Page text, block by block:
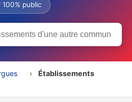
100% public
›
Établissements